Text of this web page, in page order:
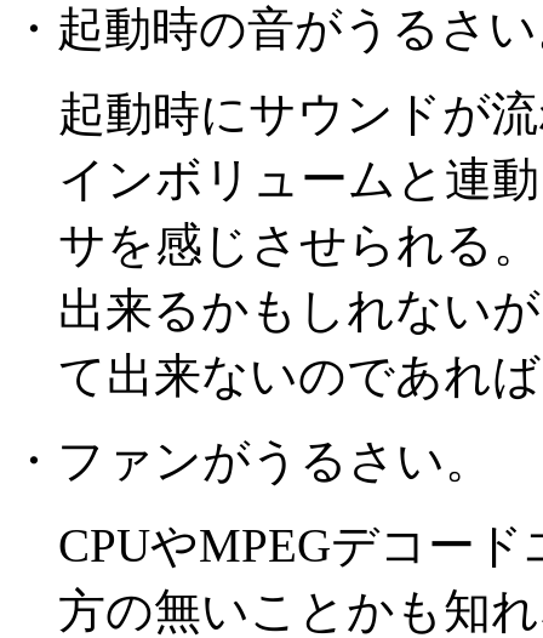
・起動時の音がうるさ
起動時にサウンドが
インボリュームと連
サを感じさせられる
出来るかもしれない
て出来ないのであれ
・ファンがうるさい。
CPUやMPEGデコー
方の無いことかも知